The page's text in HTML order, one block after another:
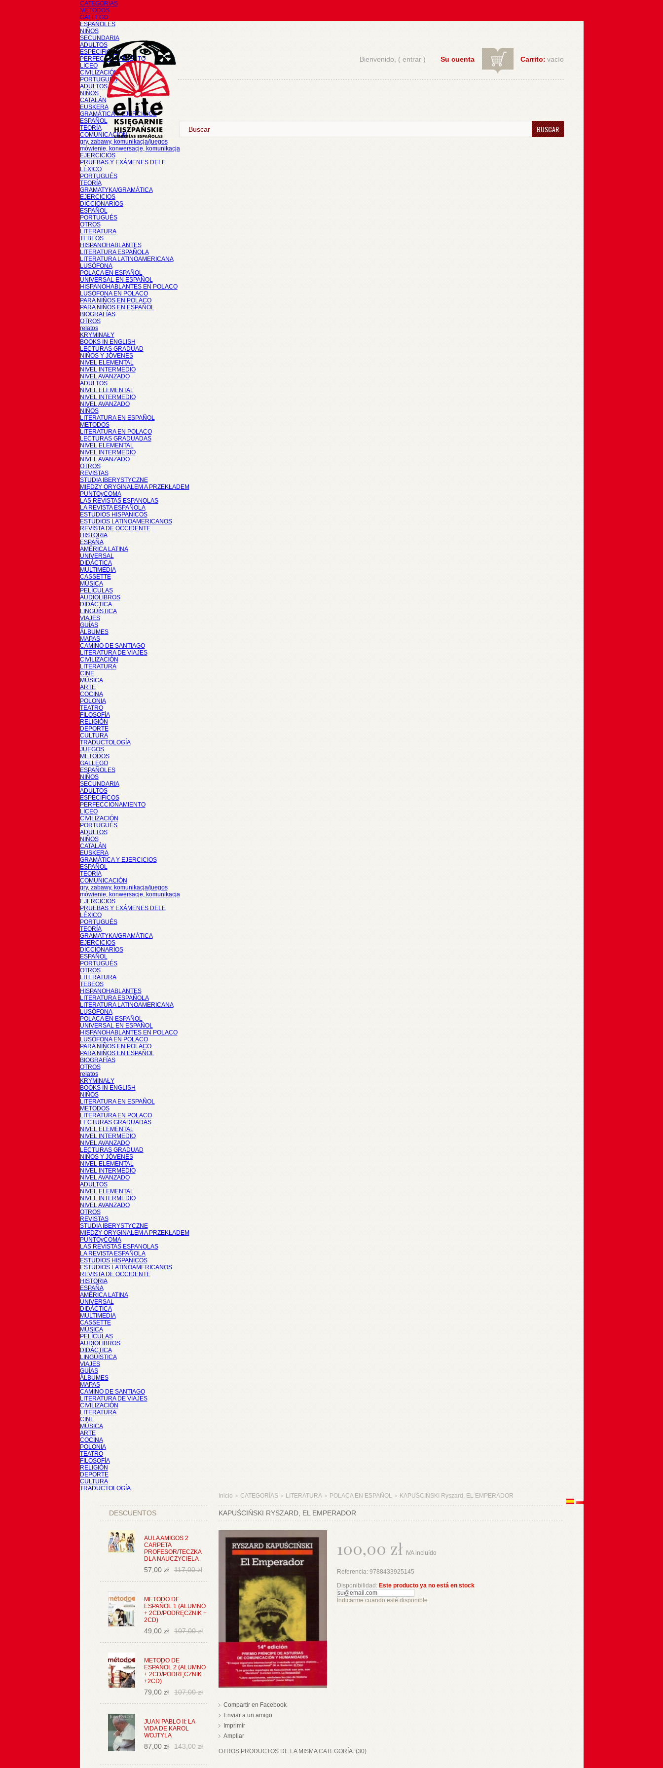
CATEGORÍAS
METODOS
GALLEGO
ESPAÑOLES
NIÑOS
SECUNDARIA
ADULTOS
ESPECIFICOS
PERFECCIONAMIENTO
LICEO
CIVILIZACIÓN
PORTUGUÉS
ADULTOS
NIÑOS
CATALÁN
EUSKERA
GRAMÁTICA Y EJERCICIOS
ESPAÑOL
TEORÍA
COMUNICACIÓN
gry, zabawy, komunikacja/juegos
mówienie, konwersacje, komunikacja
EJERCICIOS
PRUEBAS Y EXÁMENES DELE
LÉXICO
PORTUGUÉS
TEORÍA
GRAMATYKA/GRAMÁTICA
EJERCICIOS
DICCIONARIOS
ESPAÑOL
PORTUGUÉS
OTROS
LITERATURA
TEBEOS
HISPANOHABLANTES
LITERATURA ESPAÑOLA
LITERATURA LATINOAMERICANA
LUSÓFONA
POLACA EN ESPAÑOL
UNIVERSAL EN ESPAÑOL
HISPANOHABLANTES EN POLACO
LUSÓFONA EN POLACO
PARA NIÑOS EN POLACO
PARA NIÑOS EN ESPAÑOL
BIOGRAFÍAS
OTROS
relatos
KRYMINAŁY
BOOKS IN ENGLISH
LECTURAS GRADUAD
NIÑOS Y JÓVENES
NIVEL ELEMENTAL
NIVEL INTERMEDIO
NIVEL AVANZADO
ADULTOS
NIVEL ELEMENTAL
NIVEL INTERMEDIO
NIVEL AVANZADO
NIÑOS
LITERATURA EN ESPAÑOL
METODOS
LITERATURA EN POLACO
LECTURAS GRADUADAS
NIVEL ELEMENTAL
NIVEL INTERMEDIO
NIVEL AVANZADO
OTROS
REVISTAS
STUDIA IBERYSTYCZNE
MIĘDZY ORYGINAŁEM A PRZEKŁADEM
PUNTOyCOMA
LAS REVISTAS ESPANOLAS
LA REVISTA ESPAÑOLA
ESTUDIOS HISPANICOS
ESTUDIOS LATINOAMERICANOS
REVISTA DE OCCIDENTE
HISTORIA
ESPAÑA
AMÉRICA LATINA
UNIVERSAL
DIDÁCTICA
MULTIMEDIA
CASSETTE
MÚSICA
PELÍCULAS
AUDIOLIBROS
DIDÁCTICA
LINGÜÍSTICA
VIAJES
GUÍAS
ÁLBUMES
MAPAS
CAMINO DE SANTIAGO
LITERATURA DE VIAJES
CIVILIZACIÓN
LITERATURA
CINE
MÚSICA
ARTE
COCINA
POLONIA
TEATRO
FILOSOFÍA
RELIGIÓN
DEPORTE
CULTURA
TRADUCTOLOGÍA
JUEGOS
METODOS
GALLEGO
ESPAÑOLES
NIÑOS
SECUNDARIA
ADULTOS
ESPECIFICOS
PERFECCIONAMIENTO
LICEO
CIVILIZACIÓN
PORTUGUÉS
ADULTOS
NIÑOS
CATALÁN
EUSKERA
GRAMÁTICA Y EJERCICIOS
ESPAÑOL
TEORÍA
COMUNICACIÓN
gry, zabawy, komunikacja/juegos
mówienie, konwersacje, komunikacja
EJERCICIOS
PRUEBAS Y EXÁMENES DELE
LÉXICO
PORTUGUÉS
TEORÍA
GRAMATYKA/GRAMÁTICA
EJERCICIOS
DICCIONARIOS
ESPAÑOL
PORTUGUÉS
OTROS
LITERATURA
TEBEOS
HISPANOHABLANTES
LITERATURA ESPAÑOLA
LITERATURA LATINOAMERICANA
LUSÓFONA
POLACA EN ESPAÑOL
UNIVERSAL EN ESPAÑOL
HISPANOHABLANTES EN POLACO
LUSÓFONA EN POLACO
PARA NIÑOS EN POLACO
PARA NIÑOS EN ESPAÑOL
BIOGRAFÍAS
OTROS
relatos
KRYMINAŁY
BOOKS IN ENGLISH
NIÑOS
LITERATURA EN ESPAÑOL
METODOS
LITERATURA EN POLACO
LECTURAS GRADUADAS
NIVEL ELEMENTAL
NIVEL INTERMEDIO
NIVEL AVANZADO
LECTURAS GRADUAD
NIÑOS Y JÓVENES
NIVEL ELEMENTAL
NIVEL INTERMEDIO
NIVEL AVANZADO
ADULTOS
NIVEL ELEMENTAL
NIVEL INTERMEDIO
NIVEL AVANZADO
OTROS
REVISTAS
STUDIA IBERYSTYCZNE
MIĘDZY ORYGINAŁEM A PRZEKŁADEM
PUNTOyCOMA
LAS REVISTAS ESPANOLAS
LA REVISTA ESPAÑOLA
ESTUDIOS HISPANICOS
ESTUDIOS LATINOAMERICANOS
REVISTA DE OCCIDENTE
HISTORIA
ESPAÑA
AMÉRICA LATINA
UNIVERSAL
DIDÁCTICA
MULTIMEDIA
CASSETTE
MÚSICA
PELÍCULAS
AUDIOLIBROS
DIDÁCTICA
LINGÜÍSTICA
VIAJES
GUÍAS
ÁLBUMES
MAPAS
CAMINO DE SANTIAGO
LITERATURA DE VIAJES
CIVILIZACIÓN
LITERATURA
CINE
MÚSICA
ARTE
COCINA
POLONIA
TEATRO
FILOSOFÍA
RELIGIÓN
DEPORTE
CULTURA
TRADUCTOLOGÍA
Carrito: vacío
Su cuenta
Bienvenido, ( entrar)
BUSCAR
DESCUENTOS
AULA AMIGOS 2
CARPETA
PROFESOR/TECZKA
DLA NAUCZYCIELA
57,00 zł 117,00 zł
METODO DE
ESPAŃOL 1 (ALUMNO
+ 2CD/PODRĘCZNIK +
2CD)
49,00 zł 107,00 zł
METODO DE
ESPAŃOL 2 (ALUMNO
+ 2CD/PODRĘCZNIK
+2CD)
79,00 zł 107,00 zł
JUAN PABLO II: LA
VIDA DE KAROL
WOJTYLA
87,00 zł 143,00 zł
Inicio > CATEGORÍAS > LITERATURA > POLACA EN ESPAÑOL > KAPUŚCIŃSKI Ryszard, EL EMPERADOR
KAPUŚCIŃSKI RYSZARD, EL EMPERADOR
Compartir en Facebook
Enviar a un amigo
Imprimir
Ampliar
100,00 zł IVA incluído
Referencia: 9788433925145
Disponibilidad: Este producto ya no está en stock
Indicarme cuando esté disponible
OTROS PRODUCTOS DE LA MISMA CATEGORÍA: (30)